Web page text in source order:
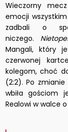
Wieczorny
emocji
zadbali o
niczego.
Mangali, który
czerwonej
kolegom, choć
(2:2). Po zmianie
wbiła gościom
Realowi w walce